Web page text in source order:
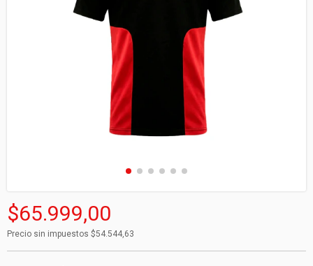
$65.999,00
Precio sin impuestos $54.544,63